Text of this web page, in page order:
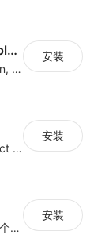
LitCommerce Sell on Marketplaces
List & Sync Orders Across Amazon, eBay, Etsy, Walmart, TikTok Shop, and More
安装
Migrate Amazon and 1688 product data to your store.
安装
云手机+云号码，让你轻松管理上百个海外APP应用账号——真机环境、IP隔离、智能自动化，一键高效扩展
安装